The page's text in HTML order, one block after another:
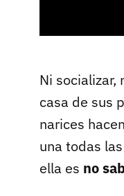
Ni socializar,
casa de sus
narices
una todas
ella es no